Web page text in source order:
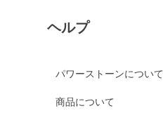
ヘルプ
パワーストーンについて
商品について